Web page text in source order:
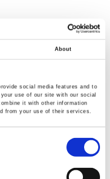
About
social media features and to
use of our site with our social
it with other information
from your use of their services.